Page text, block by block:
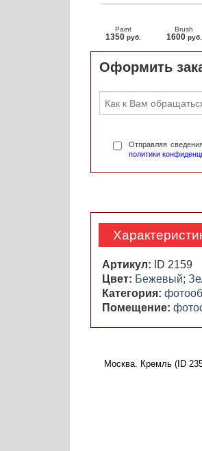
Paint
1350 руб.
Brush
1600 руб.
Оформить
Отправляя
политики
Артикул:
ID 2159
Цвет: Бежевый;
Категория:
Помещение:
Москва. Кремль (ID